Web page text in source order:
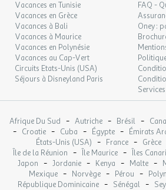
Vacances en Tunisie
Vacances en Grèce
Vacances à Bali
Vacances à Maurice
Vacances en Polynésie
Vacances au Cap-Vert
Circuits Etats-Unis (USA)
Séjours à Disneyland Paris
FAQ -
Oney :
Services
Afrique Du Sud - Autriche - Brésil -
- Croatie - Cuba - Égypte - Émirats
États-Unis (USA) - France - Grèce
Île de la Réunion - Île Maurice - Îles
Japon - Jordanie - Kenya - Malte -
Mexique - Norvège - Pérou -
République Dominicaine - Sénégal -